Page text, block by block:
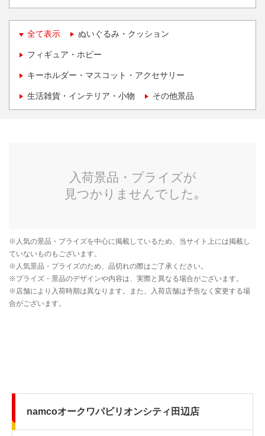
全て表示 ぬいぐるみ・クッション
フィギュア・ホビー
キーホルダー・マスコット・アクセサリー
生活雑貨・インテリア・小物 その他景品
namcoオークワパビリオンシティ田辺店